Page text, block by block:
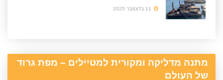
מתנה מדליקה ומקורית למטיילים – מפת גרוד
של העולם